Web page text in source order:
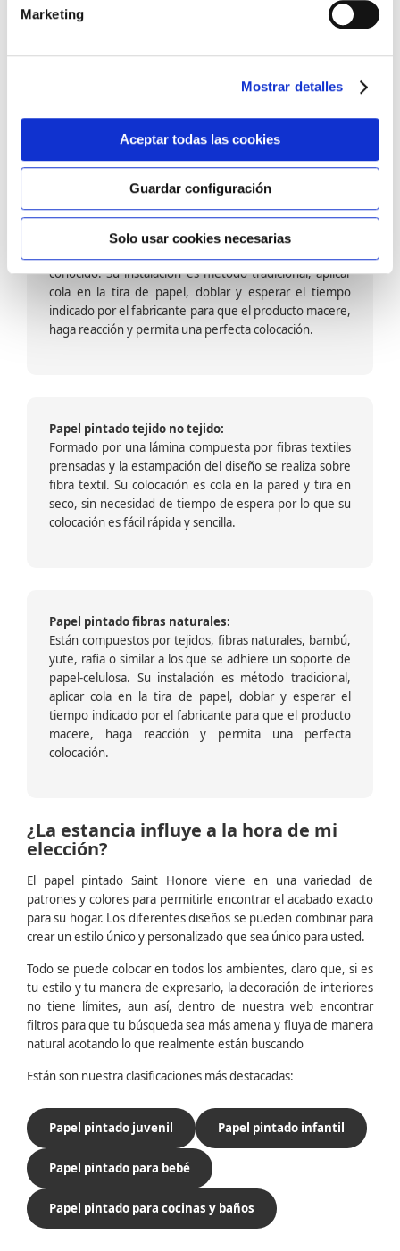
Marketing
Mostrar detalles
Aceptar todas las cookies
Guardar configuración
Solo usar cookies necesarias
barniz multiadherente en base agua. En zonas de
fuegos, se recomienda proteger con placas, silestone,
dado que el frotar en exceso dañaría el papel. Su
colocación es cola en la pared y tira en seco, sin
colocación es fácil rápida y sencilla.
Papel pintado calidad papel:
Formado por una capa de papel sobre un soporte de
conocido. Su instalación es método tradicional, aplicar
cola en la tira de papel, doblar y esperar el tiempo
indicado por el fabricante para que el producto macere,
haga reacción y permita una perfecta colocación.
Papel pintado tejido no tejido:
Formado por una lámina compuesta por fibras textiles
prensadas y la estampación del diseño se realiza sobre
fibra textil. Su colocación es cola en la pared y tira en
seco, sin necesidad de tiempo de espera por lo que su
colocación es fácil rápida y sencilla.
Papel pintado fibras naturales:
Están compuestos por tejidos, fibras naturales, bambú,
yute, rafia o similar a los que se adhiere un soporte de
papel-celulosa. Su instalación es método tradicional,
aplicar cola en la tira de papel, doblar y esperar el
tiempo indicado por el fabricante para que el producto
macere, haga reacción y permita una perfecta
colocación.
¿La estancia influye a la hora de mi
elección?
El papel pintado Saint Honore viene en una variedad de
patrones y colores para permitirle encontrar el acabado exacto
para su hogar. Los diferentes diseños se pueden combinar para
crear un estilo único y personalizado que sea único para usted.
Todo se puede colocar en todos los ambientes, claro que, si es
tu estilo y tu manera de expresarlo, la decoración de interiores
no tiene límites, aun así, dentro de nuestra web encontrar
filtros para que tu búsqueda sea más amena y fluya de manera
natural acotando lo que realmente están buscando
Están son nuestra clasificaciones más destacadas:
Papel pintado juvenil Papel pintado infantil
Papel pintado para bebé
Papel pintado para cocinas y baños